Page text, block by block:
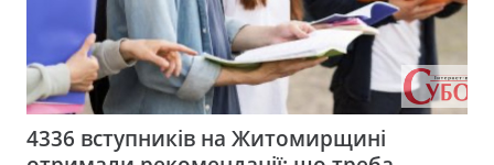
4336 вступників на Житомирщині